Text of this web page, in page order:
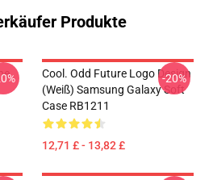
Produkte
Cool. Odd Future Logo Design
(weiß) Samsung Galaxy Soft
Case RB1211
12,71 £ - 13,82 £
-20%